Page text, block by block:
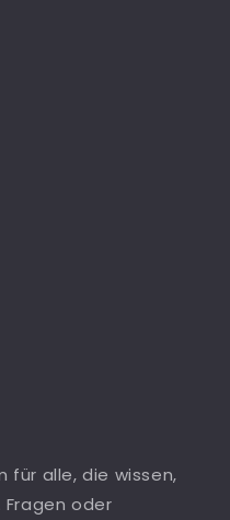
für alle, die wissen,
oder